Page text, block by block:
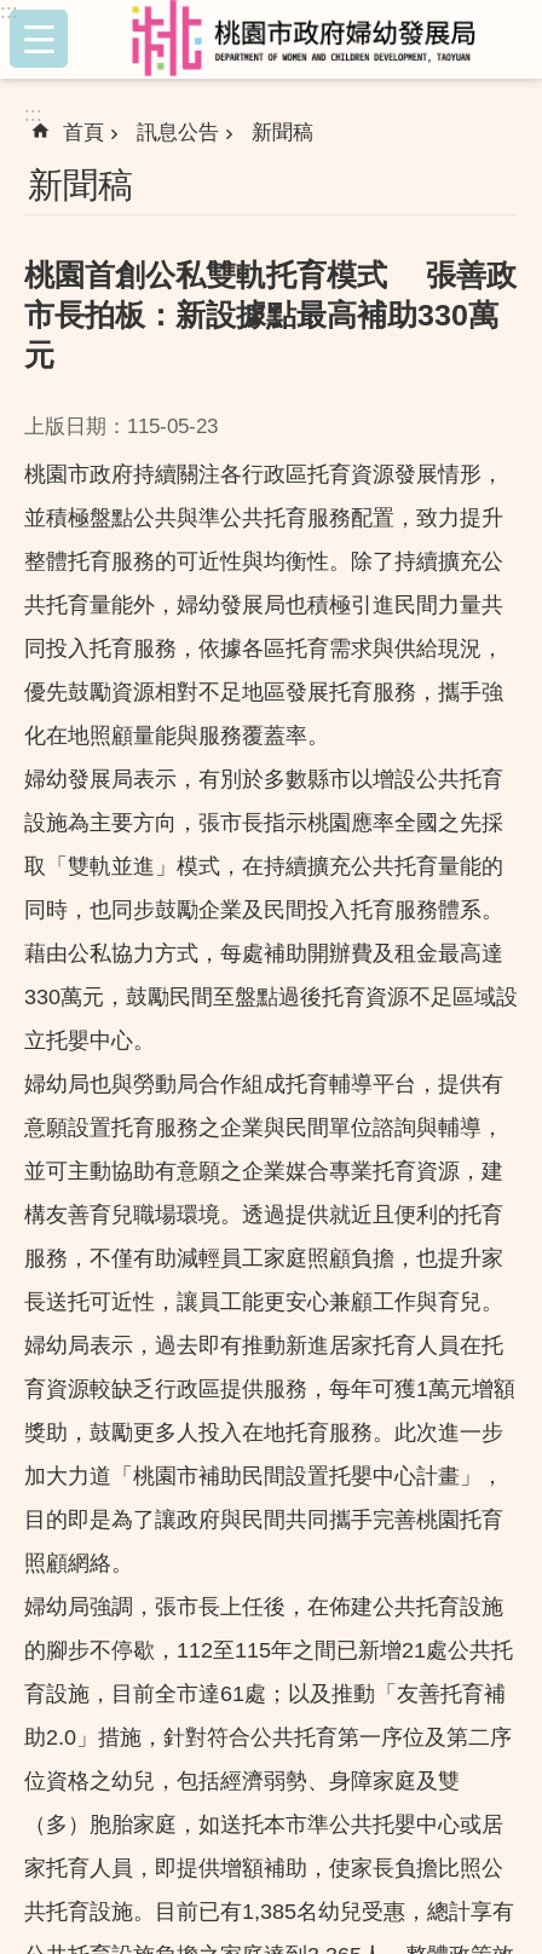
跳到主要內容區塊
:::
:::
首頁 訊息公告 新聞稿
新聞稿
桃園首創公私雙軌托育模式 張善政
市長拍板：新設據點最高補助330萬
元
上版日期：115-05-23
桃園市政府持續關注各行政區托育資源發展情形，
並積極盤點公共與準公共托育服務配置，致力提升
整體托育服務的可近性與均衡性。除了持續擴充公
共托育量能外，婦幼發展局也積極引進民間力量共
同投入托育服務，依據各區托育需求與供給現況，
優先鼓勵資源相對不足地區發展托育服務，攜手強
化在地照顧量能與服務覆蓋率。
婦幼發展局表示，有別於多數縣市以增設公共托育
設施為主要方向，張市長指示桃園應率全國之先採
取「雙軌並進」模式，在持續擴充公共托育量能的
同時，也同步鼓勵企業及民間投入托育服務體系。
藉由公私協力方式，每處補助開辦費及租金最高達
330萬元，鼓勵民間至盤點過後托育資源不足區域設
立托嬰中心。
婦幼局也與勞動局合作組成托育輔導平台，提供有
意願設置托育服務之企業與民間單位諮詢與輔導，
並可主動協助有意願之企業媒合專業托育資源，建
構友善育兒職場環境。透過提供就近且便利的托育
服務，不僅有助減輕員工家庭照顧負擔，也提升家
長送托可近性，讓員工能更安心兼顧工作與育兒。
婦幼局表示，過去即有推動新進居家托育人員在托
育資源較缺乏行政區提供服務，每年可獲1萬元增額
獎助，鼓勵更多人投入在地托育服務。此次進一步
加大力道「桃園市補助民間設置托嬰中心計畫」，
目的即是為了讓政府與民間共同攜手完善桃園托育
照顧網絡。
婦幼局強調，張市長上任後，在佈建公共托育設施
的腳步不停歇，112至115年之間已新增21處公共托
育設施，目前全市達61處；以及推動「友善托育補
助2.0」措施，針對符合公共托育第一序位及第二序
位資格之幼兒，包括經濟弱勢、身障家庭及雙
（多）胞胎家庭，如送托本市準公共托嬰中心或居
家托育人員，即提供增額補助，使家長負擔比照公
共托育設施。目前已有1,385名幼兒受惠，總計享有